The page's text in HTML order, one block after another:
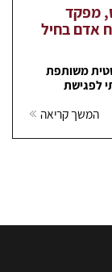
מפקד
אדם בחיל
משותפת
לפגישת
המשך קריאה